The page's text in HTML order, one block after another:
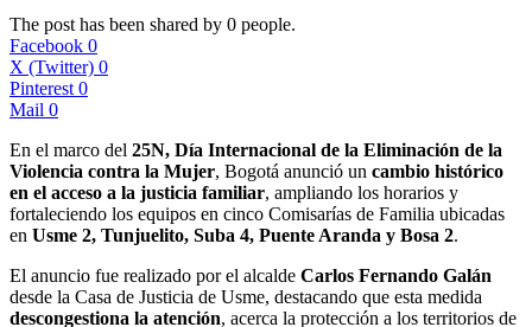
The post has been shared by 0 people.
Facebook 0
X (Twitter) 0
Pinterest 0
Mail 0
En el marco del 25N, Día Internacional de la Eliminación de la
Violencia contra la Mujer, Bogotá anunció un cambio histórico
en el acceso a la justicia familiar, ampliando los horarios y
fortaleciendo los equipos en cinco Comisarías de Familia ubicadas
en Usme 2, Tunjuelito, Suba 4, Puente Aranda y Bosa 2.
El anuncio fue realizado por el alcalde Carlos Fernando Galán
desde la Casa de Justicia de Usme, destacando que esta medida
descongestiona la atención, acerca la protección a los territorios de